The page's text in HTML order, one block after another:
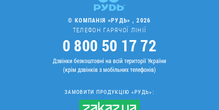
© КОМПАНІЯ «РУДЬ» , 2026
ТЕЛЕФОН ГАРЯЧОЇ ЛІНІЇ
0 800 50 17 72
Дзвінки безкоштовні на всій території України
(крім дзвінків з мобільних телефонів)
ЗАМОВИТИ ПРОДУКЦІЮ «РУДЬ»: